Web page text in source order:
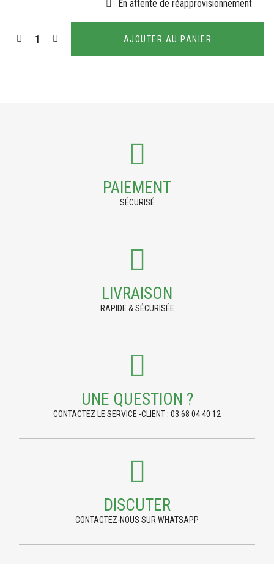
En attente de réapprovisionnement
AJOUTER AU PANIER
PAIEMENT
SÉCURISÉ
LIVRAISON
RAPIDE & SÉCURISÉE
UNE QUESTION ?
CONTACTEZ LE SERVICE -CLIENT : 03 68 04 40 12
DISCUTER
CONTACTEZ-NOUS SUR WHATSAPP